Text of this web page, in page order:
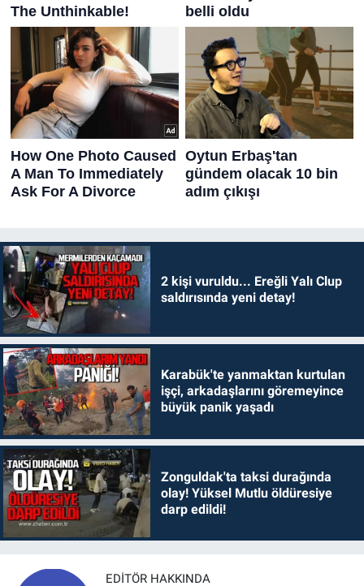
2 kişi vuruldu... Ereğli Yalı Clup
saldırısında yeni detay!
Karabük'te yanmaktan kurtulan
işçi, arkadaşlarını göremeyince
büyük panik yaşadı
Zonguldak'ta taksi durağında
olay! Yüksel Mutlu öldüresiye
darp edildi!
EDITÖR HAKKINDA